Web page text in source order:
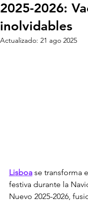
2025-2026:
inolvidables
Actualizado: 21 ago 2025
Lisboa se transforma
festiva durante la
Nuevo 2025-2026,